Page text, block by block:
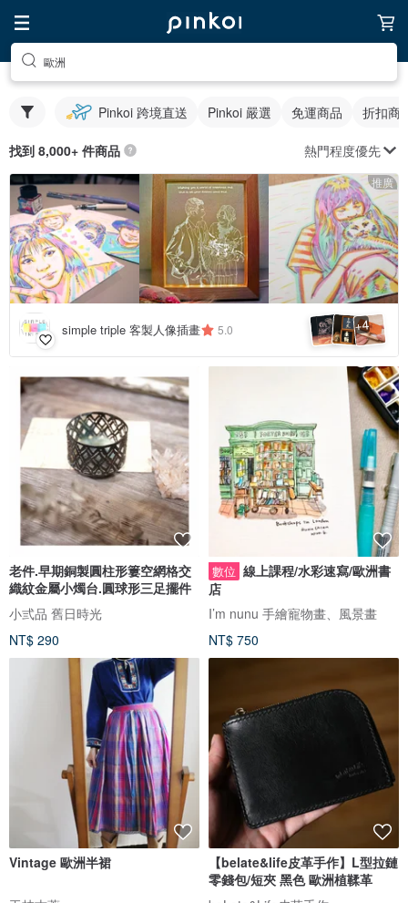
歐洲
Pinkoi 跨境直送 Pinkoi 嚴選 免運商品 折扣商
找到 8,000+ 件商品 熱門程度優先
推廣
simple triple 客製人像插畫 5.0 +4
老件.早期銅製圓柱形簍空網格交
織紋金屬小燭台.圓球形三足擺件
小弎品 舊日時光
NT$ 290
數位 線上課程/水彩速寫/歐洲書
店
I’m nunu 手繪寵物畫、風景畫
NT$ 750
Vintage 歐洲半裙
【belate&life皮革手作】L型拉鏈
零錢包/短夾 黑色 歐洲植鞣革